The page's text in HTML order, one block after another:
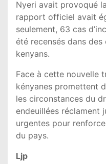
Nyeri avait provoqué
rapport officiel avait
seulement, 63 cas
été recensés dans
kenyans.
Face à cette nouvelle
kényanes promettent
les circonstances du
endeuillées réclament
urgentes pour
du pays.
Ljp